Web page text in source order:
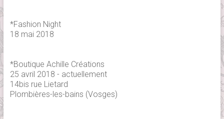
*Fashion Night
18 mai 2018
*Boutique Achille Créations
25 avril 2018 - actuellement
14bis rue Lietard
Plombières-les-bains (Vosges)